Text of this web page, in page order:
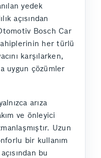
yedek
açısından
Bosch Car
her türlü
karşılarken,
uygun çözümler
arıza
ve önleyici
Uzun
bir kullanım
bu